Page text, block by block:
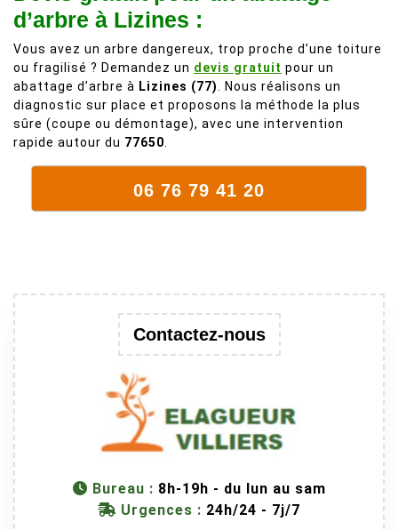
fait plus!
chez les
plein de bois
mort. C'est
délicat parce
que c'est un
donc
dangereuse.
connaissent
très bien leur
en plus ils
d’arbre à Lizines :
Vous avez un arbre dangereux, trop proche d’une toiture
ou fragilisé ? Demandez un devis gratuit pour un
abattage d’arbre à Lizines (77)
. Nous réalisons un
diagnostic sur place et proposons la méthode la plus
sûre (coupe ou démontage), avec une intervention
rapide autour du 77650
06 76 79 41 20
Contactez-nous
Bureau : 8h-19h - du lun au sam
Urgences : 24h/24 - 7j/7